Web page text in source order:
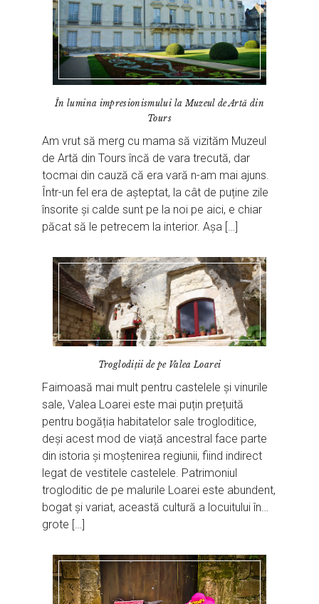
În lumina impresionismului la Muzeul de Artă din
Tours
Am vrut să merg cu mama să vizităm Muzeul
de Artă din Tours încă de vara trecută, dar
tocmai din cauză că era vară n-am mai ajuns.
Într-un fel era de așteptat, la cât de puține zile
însorite și calde sunt pe la noi pe aici, e chiar
păcat să le petrecem la interior. Așa […]
Troglodiții de pe Valea Loarei
Faimoasă mai mult pentru castelele și vinurile
sale, Valea Loarei este mai puțin prețuită
pentru bogăția habitatelor sale trogloditice,
deși acest mod de viață ancestral face parte
din istoria și moștenirea regiunii, fiind indirect
legat de vestitele castelele. Patrimoniul
trogloditic de pe malurile Loarei este abundent,
bogat și variat, această cultură a locuitului în…
grote […]